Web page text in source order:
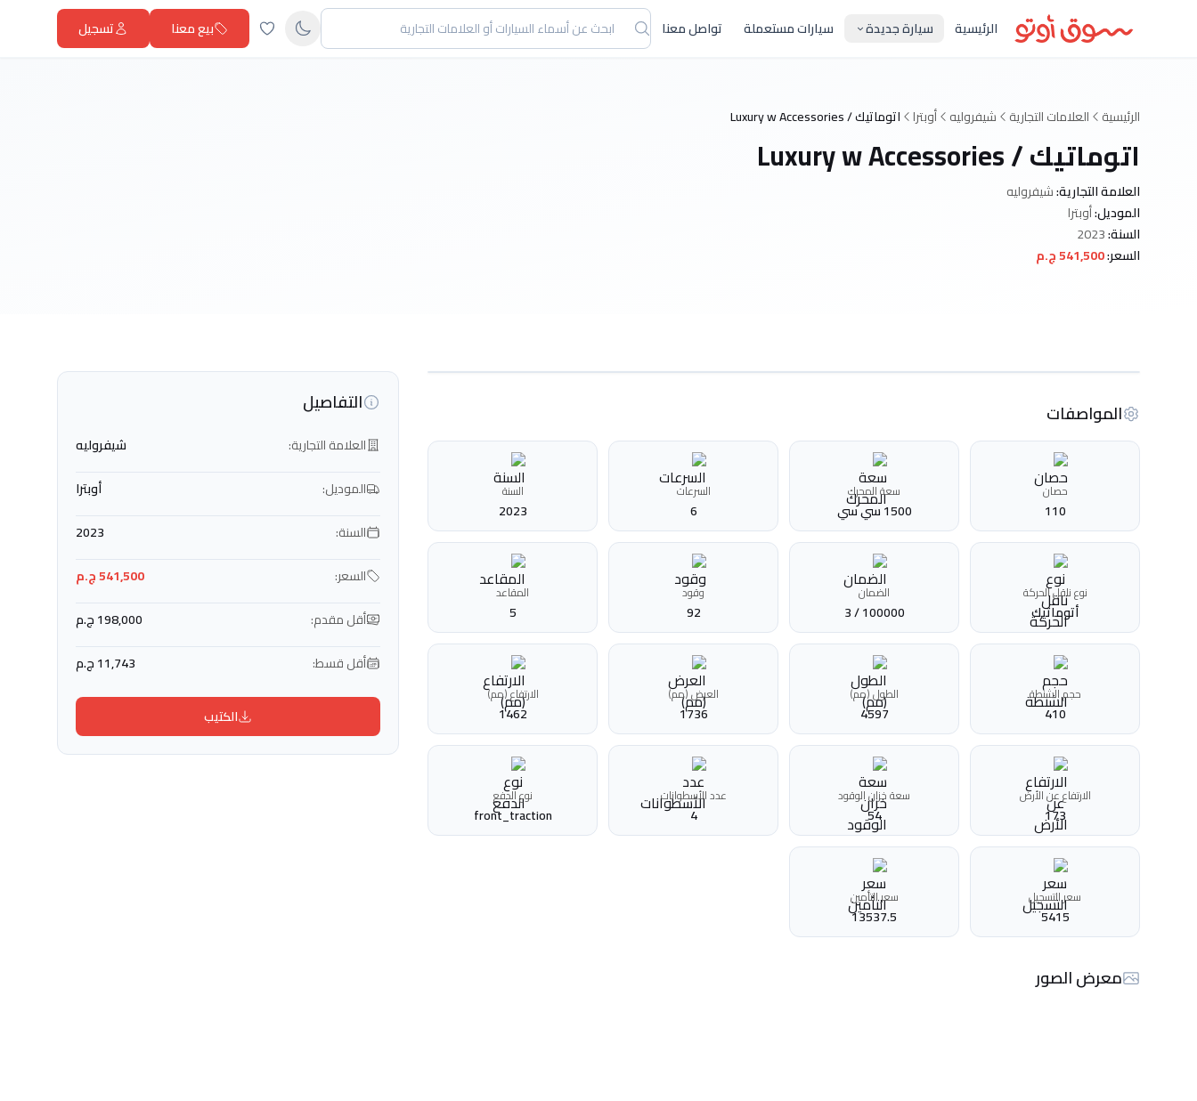
الرئيسية سيارة جديدة سيارات مستعملة تواصل معنا بيع معنا تسجيل
الرئيسية العلامات التجارية شيفروليه أوبترا اتوماتيك / Luxury w Accessories
اتوماتيك / Luxury w Accessories
العلامة التجارية:شيفروليه
الموديل:أوبترا
السنة:
السعر:541,500 ج.م
المواصفات
حصان
110
سعة المحرك
1500 سي سي
السرعات
6
السنة
2023
نوع ناقل الحركة
أتوماتيك‎
الضمان
100000 / 3
وقود
92
المقاعد
5
حجم الشنطة
410
الطول (مم)
4597
العرض (مم)
1736
الارتفاع (مم)
1462
الارتفاع عن الأرض
173
سعة خزان الوقود
54
عدد الأسطوانات
4
نوع الدفع
front_traction
سعر التسجيل
5415
سعر التأمين
13537.5
معرض الصور
التفاصيل
العلامة التجارية:
شيفروليه
الموديل:
أوبترا
السنة:
2023
السعر:
541,500 ج.م
أقل مقدم:
198,000 ج.م
أقل قسط:
11,743 ج.م
الكتيب